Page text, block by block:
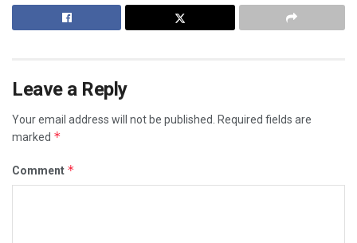
Leave a Reply
Your email address will not be published.
Required fields are
marked *
Comment *